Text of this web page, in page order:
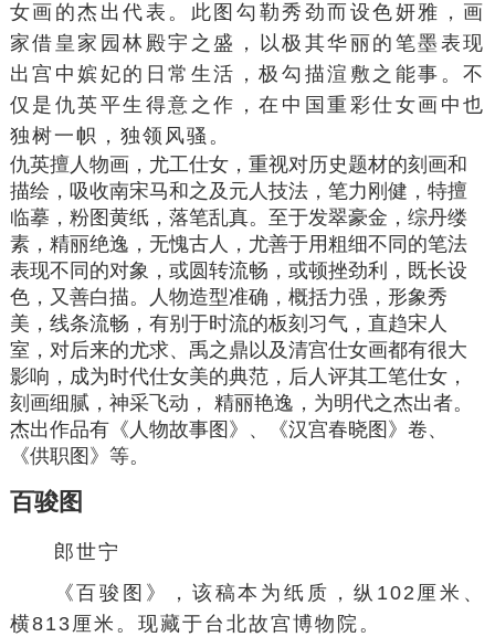
女画 的杰出代表。此图勾勒秀劲而设色妍雅，画
家借 皇家园林 殿宇之盛，以极其华丽的笔墨表现
出宫中嫔妃的日常生活，极勾描渲敷之能事。不
仅是仇英平生得意之作，在中国重彩仕女画中也
独树一帜，独领风骚。
仇英擅人物画，尤工仕女，重视对历史题材的刻画和
描绘，吸收南宋马和之 及元人技法，笔力刚健，特擅
临摹，粉图 黄纸，落笔乱真。至于发翠豪金，综丹缕
素，精丽绝逸，无愧古人，尤善于用粗细不同的笔法
表现不同的对象，或圆转流畅，或顿挫劲利，既长设
色，又善白描。
人物造型准确，概括力强，形象秀
美，线条流畅，有别于时流的板刻习气，直趋宋人
室，对后来的尤求、 禹之鼎 以及清宫仕女画都有很大
影响，成为时代仕女美的典范，后人评其工笔仕女，
刻画细腻，神采飞动， 精丽艳逸，为明代之杰出者。
杰出作品有《 人物故事图 》、《汉宫春晓图 》卷、
《供职图》等。
百骏图
郎世宁
《百骏图 》，该稿本 为纸质，纵102厘米、
横813厘米。现藏于台北故宫博物院。